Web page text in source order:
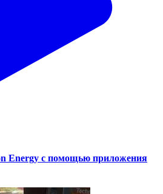
Energy с помощью приложения